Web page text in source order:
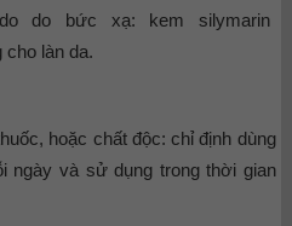
do bức xạ: kem silymarin
cho làn da.
hoặc chất độc: chỉ định dùng
ngày và sử dụng trong thời gian